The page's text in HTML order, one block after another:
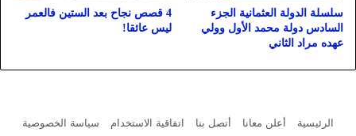
سلسلة الدولة العثمانية الجزء
السادس دولة محمد الأول وولي
عهده مراد الثاني
4 قصص نجاح بعد الستين فالعمر
ليس عائقا!
الرئيسية أعلن معانا أتصل بنا اتفاقية الاستخدام سياسة الخصوصية